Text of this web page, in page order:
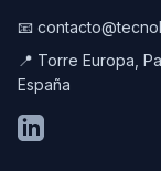
📧
📍 Torre Europa,
España